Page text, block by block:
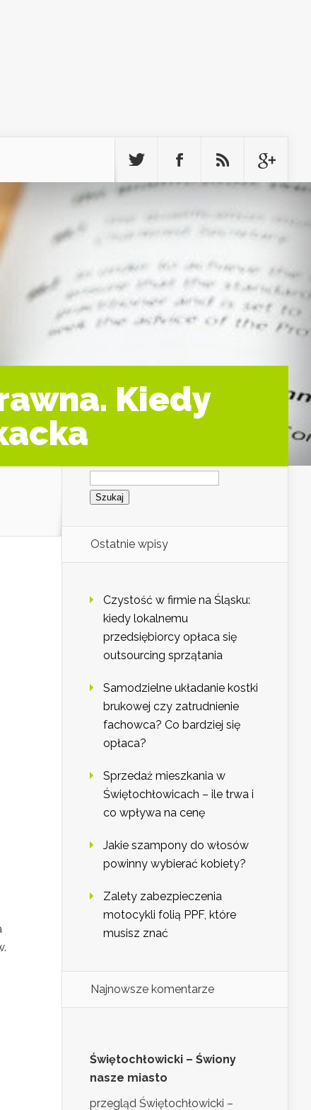
Kiedy
Szukaj:
Ostatnie wpisy
Czystość w firmie na Śląsku:
kiedy lokalnemu
przedsiębiorcy opłaca się
outsourcing sprzątania
Samodzielne układanie kostki
brukowej czy zatrudnienie
fachowca? Co bardziej się
opłaca?
Sprzedaż mieszkania w
Świętochłowicach – ile trwa i
co wpływa na cenę
Jakie szampony do włosów
powinny wybierać kobiety?
Zalety zabezpieczenia
motocykli folią PPF, które
musisz znać
Najnowsze komentarze
Świętochłowicki – Świony
nasze miasto
przegląd Świętochłowicki –